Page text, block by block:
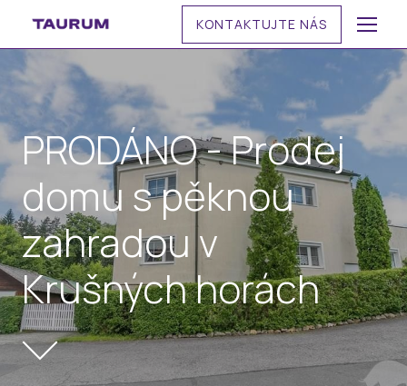
MENU
KONTAKTUJTE NÁS
PRODÁNO - Prodej
domu s pěknou
zahradou v
Krušných horách